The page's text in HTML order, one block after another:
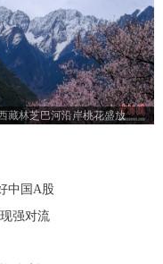
藏林芝巴河沿岸桃花盛放
中国A股
强对流